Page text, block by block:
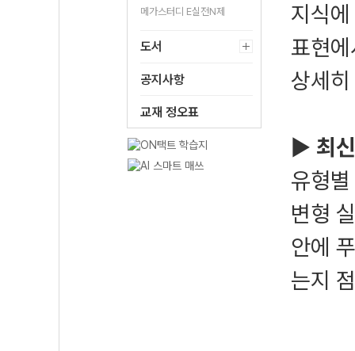
메가스터디 E실전N제
도서
공지사항
교재 정오표
지식
표현
상세
▶ 최
유형
변형
안에
는지